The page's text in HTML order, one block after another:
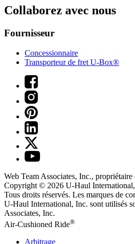
Collaborez avec nous
Fournisseur
Concessionnaire
Transporteur de fret U-Box®
Web Team Associates, Inc.,
Copyright © 2026 U-Haul
Tous droits réservés. Les marques de
U-Haul International, Inc. sont utilisés
Associates, Inc.
Air-Cushioned Ride®
Arbitrage